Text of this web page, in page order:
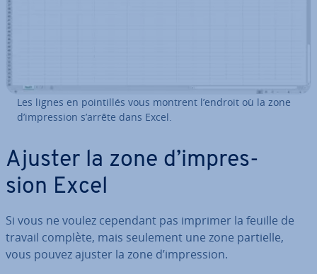
Les lignes en poin­til­lés vous montrent l’endroit où la zone
d’im­pres­sion s’arrête dans Excel.
Ajuster la zone d’im­pres­
sion Excel
Si vous ne voulez cependant pas imprimer la feuille de
travail complète, mais seulement une zone partielle,
vous pouvez ajuster la zone d’im­pres­sion.